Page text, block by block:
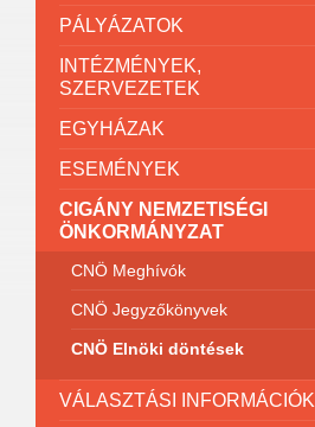
PÁLYÁZATOK
INTÉZMÉNYEK,
SZERVEZETEK
EGYHÁZAK
ESEMÉNYEK
CIGÁNY NEMZETISÉGI
ÖNKORMÁNYZAT
CNÖ Meghívók
CNÖ Jegyzőkönyvek
CNÖ Elnöki döntések
VÁLASZTÁSI INFORMÁCIÓK